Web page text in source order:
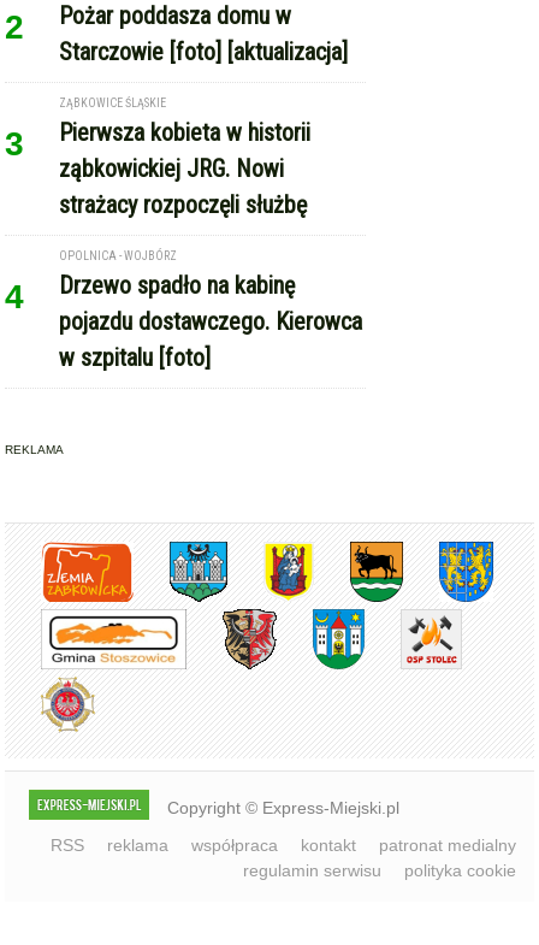
2
Pożar poddasza domu w
Starczowie [foto] [aktualizacja]
3
ZĄBKOWICE ŚLĄSKIE
Pierwsza kobieta w historii
ząbkowickiej JRG. Nowi
strażacy rozpoczęli służbę
4
OPOLNICA - WOJBÓRZ
Drzewo spadło na kabinę
pojazdu dostawczego. Kierowca
w szpitalu [foto]
REKLAMA
Copyright © Express-Miejski.pl
RSS
reklama współpraca kontakt
patronat medialny
regulamin serwisu
polityka cookie